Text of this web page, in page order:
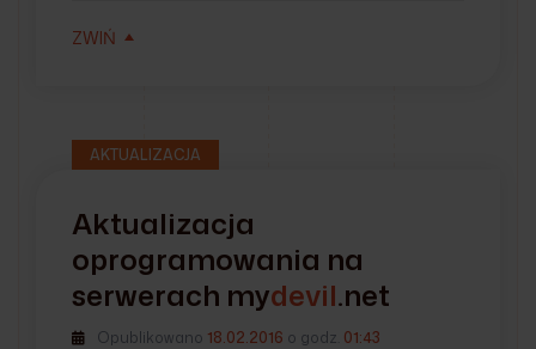
ZWIŃ
AKTUALIZACJA
Aktualizacja
oprogramowania na
serwerach mydevil.net
Opublikowano 18.02.2016 o godz. 01:43